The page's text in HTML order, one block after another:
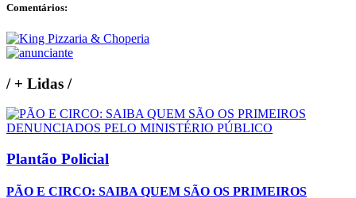
Comentários:
/+ Lidas /
Plantão Policial
PÃO E CIRCO: SAIBA QUEM SÃO OS PRIMEIROS